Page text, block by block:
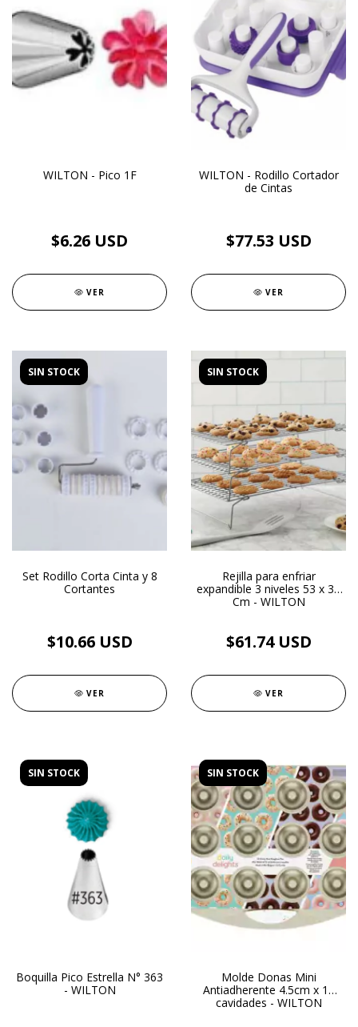
WILTON - Pico 1F
$6.26 USD
VER
WILTON - Rodillo Cortador
de Cintas
$77.53 USD
VER
SIN STOCK
Set Rodillo Corta Cinta y 8
Cortantes
$10.66 USD
VER
SIN STOCK
Rejilla para enfriar
expandible 3 niveles 53 x 38
Cm - WILTON
$61.74 USD
VER
SIN STOCK
Boquilla Pico Estrella N° 363
- WILTON
SIN STOCK
Molde Donas Mini
Antiadherente 4.5cm x 12
cavidades - WILTON